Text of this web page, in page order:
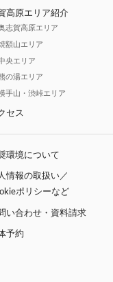
高原エリア紹介
志賀高原エリア
額山エリア
央エリア
の湯エリア
手山・渋峠エリア
セス
環境について
情報の取扱い／
ポリシーなど
い合わせ・資料請求
予約